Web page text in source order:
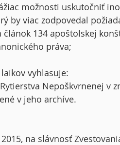
možnosti uskutočniť
by viac zodpovedal
134 apoštolskej
práva;
vyhlasuje:
Nepoškvrnenej v
v jeho archíve.
na slávnosť